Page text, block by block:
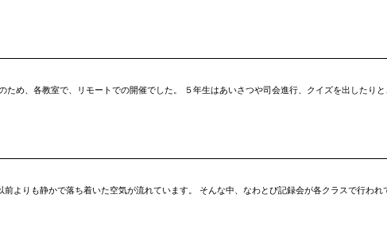
ため、各教室で、リモートでの開催でした。 ５年生はあいさつや司会進行、クイズを出したり
よりも静かで落ち着いた空気が流れています。 そんな中、なわとび記録会が各クラスで行わ